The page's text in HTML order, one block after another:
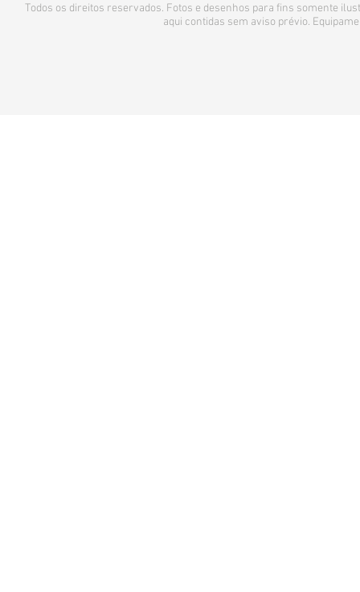
Todos os direitos reservados. Fotos e desenhos para fins somente
aqui contidas sem aviso prévio.